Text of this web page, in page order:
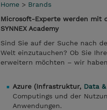
Home > Brands
Microsoft-Experte werden mit
SYNNEX Academy
Sind Sie auf der Suche nach
Welt einzutauchen? Ob Sie
erweitern möchten – wir
Azure (Infrastruktur, Data &
Computings und der
Anwendungen.